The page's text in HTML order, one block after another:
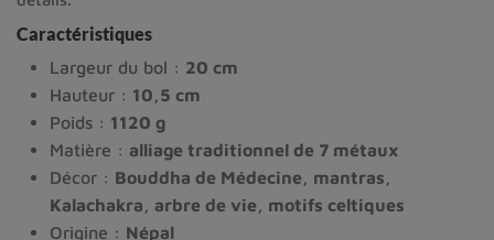
Caractéristiques
Largeur du bol : 20 cm
Hauteur : 10,5 cm
Poids : 1120 g
Matière : alliage traditionnel de 7 métaux
Décor : Bouddha de Médecine, mantras,
Kalachakra, arbre de vie, motifs celtiques
Origine : Népal